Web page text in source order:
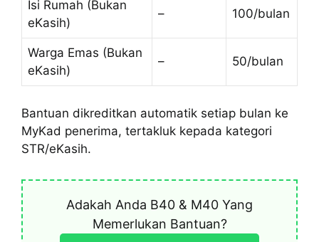
Isi Rumah (Bukan
eKasih)
– 100/bulan
Warga Emas (Bukan
eKasih)
– 50/bulan
Bantuan dikreditkan automatik setiap bulan ke
MyKad penerima, tertakluk kepada kategori
STR/eKasih.
Adakah Anda B40 & M40 Yang
Memerlukan Bantuan?